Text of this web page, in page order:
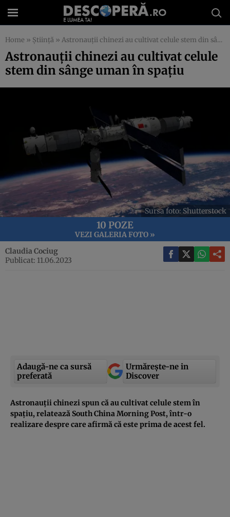
Home » Știință » Astronauții chinezi au cultivat celule stem din sânge uman în spațiu
Astronauții chinezi au cultivat celule
stem din sânge uman în spațiu
Sursa foto: Shutterstock
10 POZE
VEZI GALERIA FOTO »
Claudia Cociug
Publicat: 11.06.2023
Adaugă-ne ca sursă
preferată
Urmărește-ne in
Discover
Astronauții chinezi spun că au cultivat celule stem în
spațiu, relatează South China Morning Post, într-o
realizare despre care afirmă că este prima de acest fel.